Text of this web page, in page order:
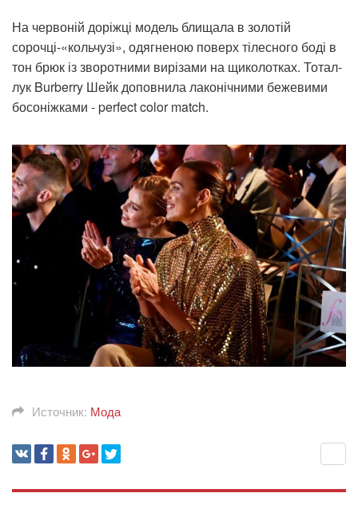
На червоній доріжці модель блищала в золотій
сорочці-«кольчузі», одягненою поверх тілесного боді в
тон брюк із зворотними вирізами на щиколотках. Тотал-
лук Burberry Шейк доповнила лаконічними бежевими
босоніжками - perfect color match.
Источник: Мода